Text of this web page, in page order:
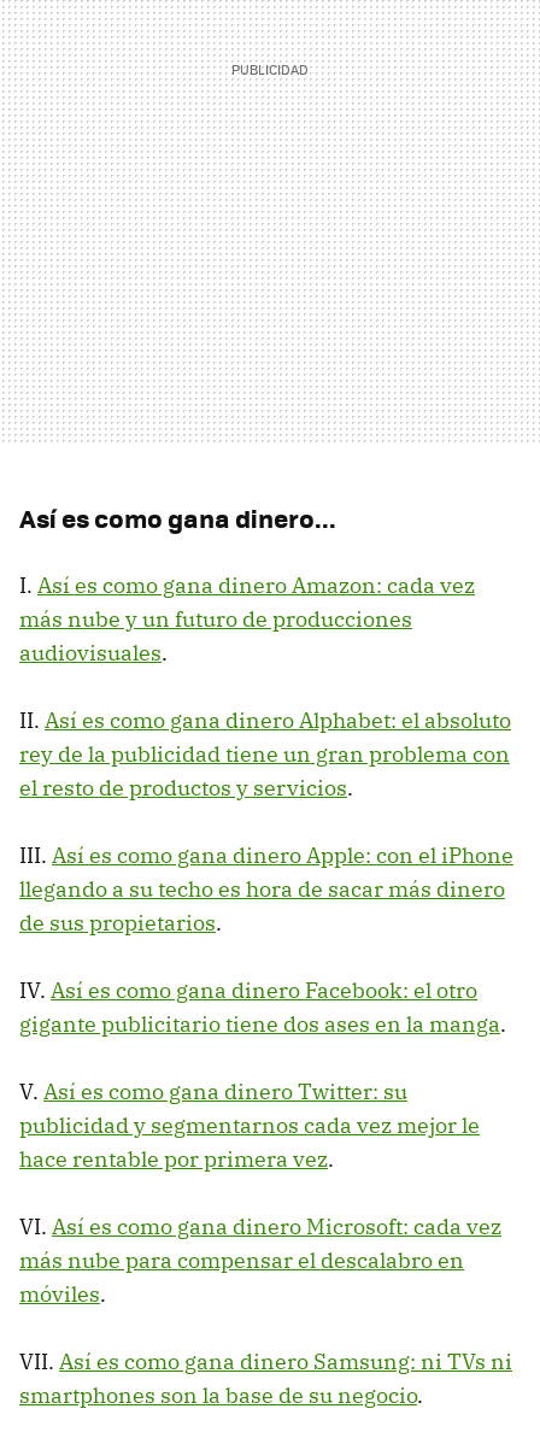
Así es como gana dinero...
I. Así es como gana dinero Amazon: cada vez
más nube y un futuro de producciones
audiovisuales.
II. Así es como gana dinero Alphabet: el absoluto
rey de la publicidad tiene un gran problema con
el resto de productos y servicios.
III. Así es como gana dinero Apple: con el iPhone
llegando a su techo es hora de sacar más dinero
de sus propietarios.
IV. Así es como gana dinero Facebook: el otro
gigante publicitario tiene dos ases en la manga.
V. Así es como gana dinero Twitter: su
publicidad y segmentarnos cada vez mejor le
hace rentable por primera vez.
VI. Así es como gana dinero Microsoft: cada vez
más nube para compensar el descalabro en
móviles.
VII. Así es como gana dinero Samsung: ni TVs ni
smartphones son la base de su negocio.